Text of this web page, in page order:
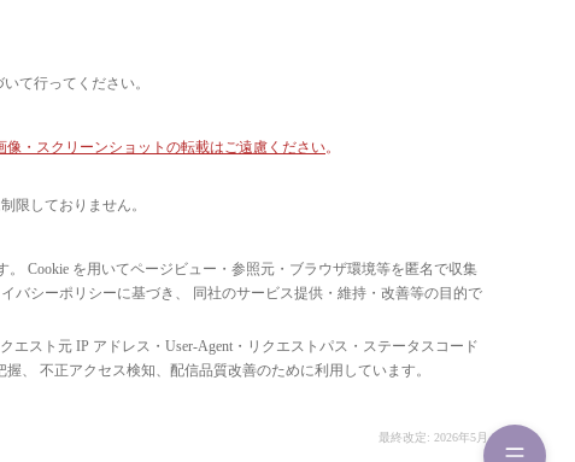
て行ってください。
像・スクリーンショットの転載はご遠慮ください。
限しておりません。
。 Cookie を用いてページビュー・参照元・ブラウザ環境等を匿名で収集
バシーポリシーに基づき、 同社のサービス提供・維持・改善等の目的で
エスト元 IP アドレス・User-Agent・リクエストパス・ステータスコード
、 不正アクセス検知、配信品質改善のために利用しています。
最終改定: 2026年5月